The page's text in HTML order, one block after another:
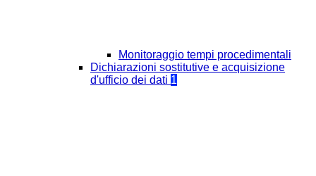
Monitoraggio tempi procedimentali
Dichiarazioni sostitutive e acquisizione
d'ufficio dei dati 1